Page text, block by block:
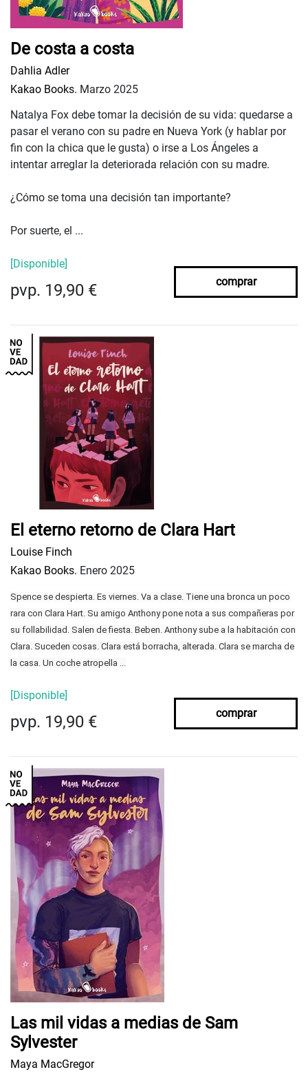
De costa a costa
Dahlia Adler
Kakao Books. Marzo 2025
Natalya Fox debe tomar la decisión de su vida: quedarse a
pasar el verano con su padre en Nueva York (y hablar por
fin con la chica que le gusta) o irse a Los Ángeles a
intentar arreglar la deteriorada relación con su madre.
¿Cómo se toma una decisión tan importante?
Por suerte, el ...
[Disponible]
pvp. 19,90 € comprar
El eterno retorno de Clara Hart
Louise Finch
Kakao Books. Enero 2025
Spence se despierta. Es viernes. Va a clase. Tiene una bronca un poco
rara con Clara Hart. Su amigo Anthony pone nota a sus compañeras por
su follabilidad. Salen de fiesta. Beben. Anthony sube a la habitación con
Clara. Suceden cosas. Clara está borracha, alterada. Clara se marcha de
la casa. Un coche atropella ...
[Disponible]
pvp. 19,90 € comprar
Las mil vidas a medias de Sam
Sylvester
Maya MacGregor